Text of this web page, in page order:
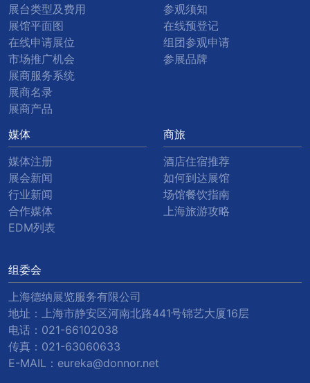
展台类型及费用
展馆平面图
在线申请展位
市场推广机会
展商服务系统
展商名录
展商产品
参观须知
在线预登记
组团参观申请
参展品牌
媒体
媒体注册
展会新闻
行业新闻
合作媒体
EDM列表
商旅
酒店住宿推荐
如何到达展馆
场馆餐饮指南
上海旅游攻略
组委会
上海德纳展览服务有限公司
地址：上海市静安区河南北路441号锦艺大厦16层
电话： 021-66102038
传真： 021-63060633
E-MAIL： eureka@donnor.net